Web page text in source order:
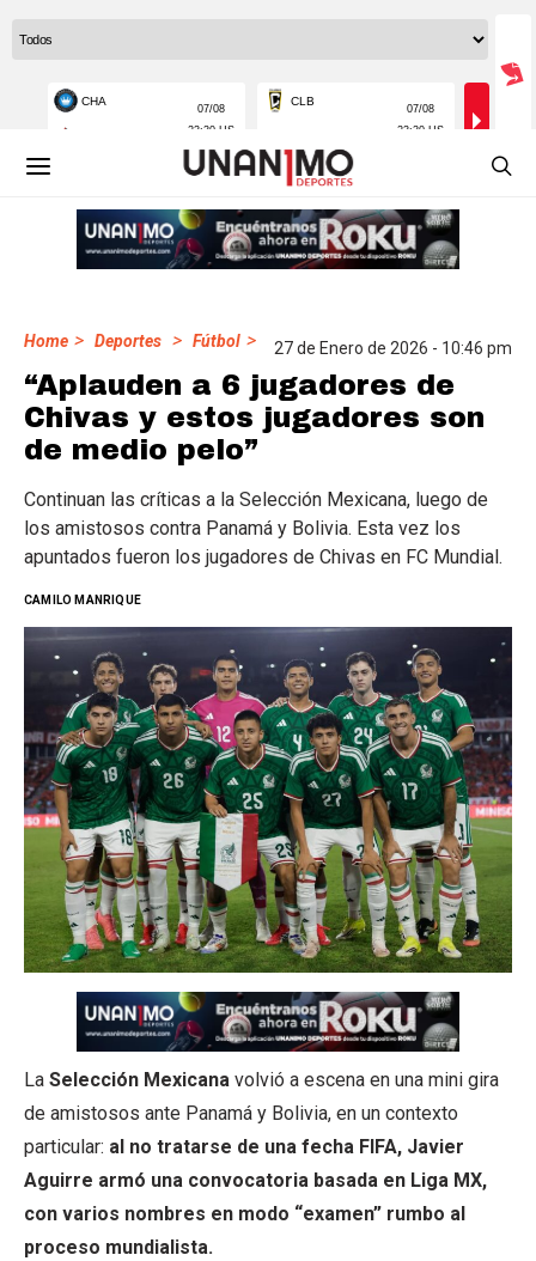
Home > Deportes > Fútbol > 27 de Enero de 2026 - 10:46 pm
“Aplauden a 6 jugadores de
Chivas y estos jugadores son
de medio pelo”
Continuan las críticas a la Selección Mexicana, luego de
los amistosos contra Panamá y Bolivia. Esta vez los
apuntados fueron los jugadores de Chivas en FC Mundial.
CAMILO MANRIQUE
La Selección Mexicana volvió a escena en una mini gira
de amistosos ante Panamá y Bolivia, en un contexto
particular: al no tratarse de una fecha FIFA, Javier
Aguirre armó una convocatoria basada en Liga MX,
con varios nombres en modo “examen” rumbo al
proceso mundialista.